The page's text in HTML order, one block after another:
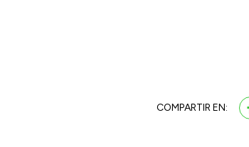
COMPARTIR EN: